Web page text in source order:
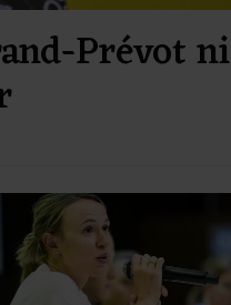
Prévot